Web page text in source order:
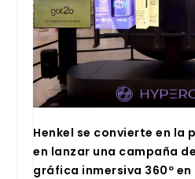
Hen­kel se con­vier­te en la
en lan­zar una cam­pa­ña
grá­fi­ca inmer­si­va 360º en